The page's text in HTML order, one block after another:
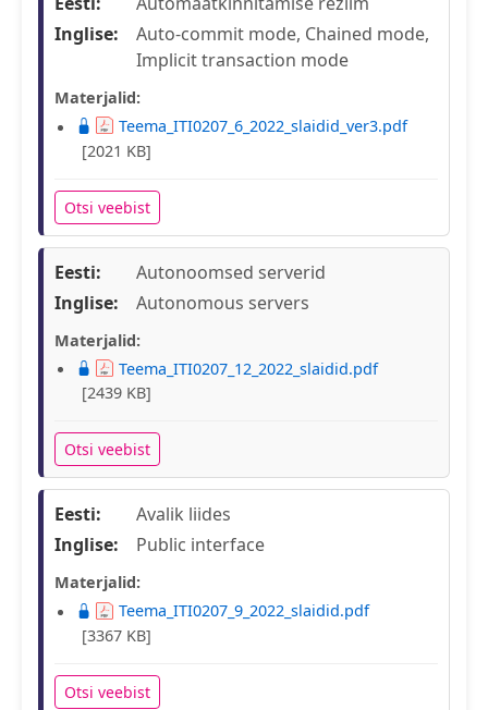
Inglise:
Auto-commit mode, Chained mode,
Implicit transaction mode
Materjalid:
Teema_ITI0207_6_2022_slaidid_ver3.pdf
[2021 KB]
Otsi veebist
Eesti:
Autonoomsed serverid
Inglise:
Autonomous servers
Materjalid:
Teema_ITI0207_12_2022_slaidid.pdf
[2439 KB]
Otsi veebist
Eesti:
Avalik liides
Inglise:
Public interface
Materjalid:
Teema_ITI0207_9_2022_slaidid.pdf
[3367 KB]
Otsi veebist